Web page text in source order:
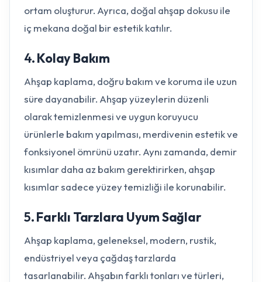
ortam oluşturur. Ayrıca, doğal ahşap dokusu ile
iç mekana doğal bir estetik katılır.
4.Kolay Bakım
Ahşap kaplama, doğru bakım ve koruma ile uzun
süre dayanabilir. Ahşap yüzeylerin düzenli
olarak temizlenmesi ve uygun koruyucu
ürünlerle bakım yapılması, merdivenin estetik ve
fonksiyonel ömrünü uzatır. Aynı zamanda, demir
kısımlar daha az bakım gerektirirken, ahşap
kısımlar sadece yüzey temizliği ile korunabilir.
5.Farklı Tarzlara Uyum Sağlar
Ahşap kaplama, geleneksel, modern, rustik,
endüstriyel veya çağdaş tarzlarda
tasarlanabilir. Ahşabın farklı tonları ve türleri,